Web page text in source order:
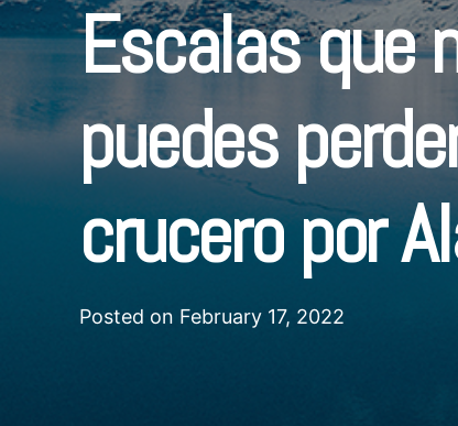
Escalas que
puedes
crucero por
Posted on February 17, 2022